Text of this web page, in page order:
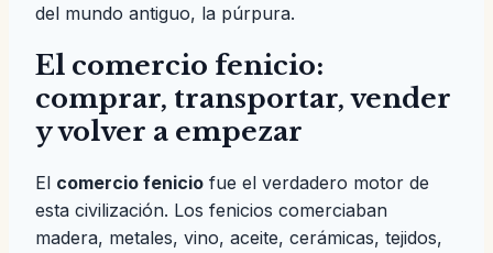
del mundo antiguo, la púrpura.
El comercio fenicio:
comprar, transportar, vender
y volver a empezar
El comercio fenicio fue el verdadero motor de
esta civilización. Los fenicios comerciaban
madera, metales, vino, aceite, cerámicas, tejidos,